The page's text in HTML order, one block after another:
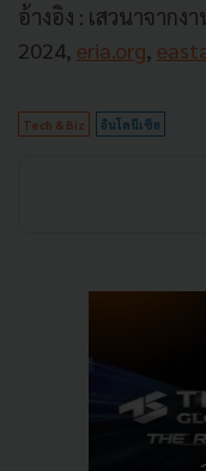
อ้างอิง : เสวนาจาก
2024, eria.org
Tech & Biz อินโดนีเซีย